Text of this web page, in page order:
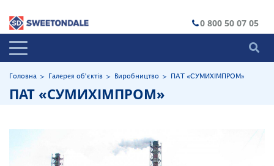
0 800 50 07 05
Головна > Галерея об'єктів > Виробництво > ПАТ «СУМИХІМПРОМ»
ПАТ «СУМИХІМПРОМ»